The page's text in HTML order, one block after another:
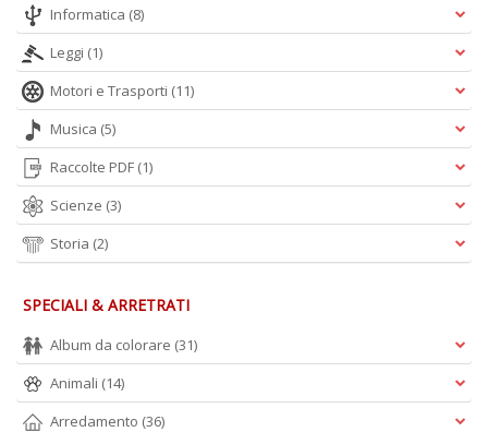
Informatica (8)
Leggi (1)
Motori e Trasporti (11)
Musica (5)
Raccolte PDF (1)
Scienze (3)
Storia (2)
SPECIALI & ARRETRATI
Album da colorare (31)
Animali (14)
Arredamento (36)